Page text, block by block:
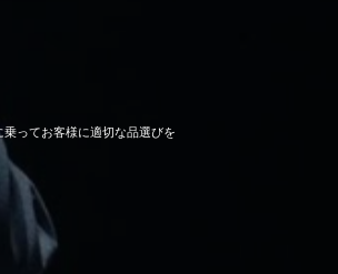
ってお客様に適切な品選びを